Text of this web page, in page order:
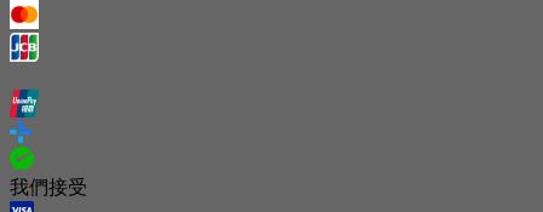
我們接受